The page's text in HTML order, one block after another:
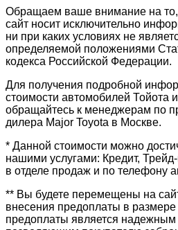
Обращаем ваше внимание на
сайт носит исключительно
ни при каких условиях не
определяемой положениями
кодекса Российской Федерации.
Для получения подробной
стоимости автомобилей Тойота
обращайтесь к менеджерам по
дилера Major Toyota в Москве.
* Данной стоимости можно
нашими услугами: Кредит,
в отделе продаж и по телефону
** Вы будете перемещены на
внесения предоплаты в
предоплаты является надежным